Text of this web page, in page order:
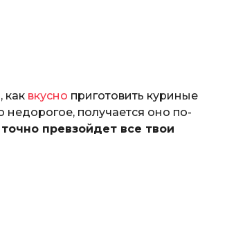
как вкусно приготовить куриные
недорогое, получается оно по-
точно превзойдет все твои